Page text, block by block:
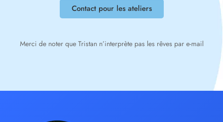
Contact pour les ateliers
Merci de noter que Tristan n’interprète pas les rêves par e-mail